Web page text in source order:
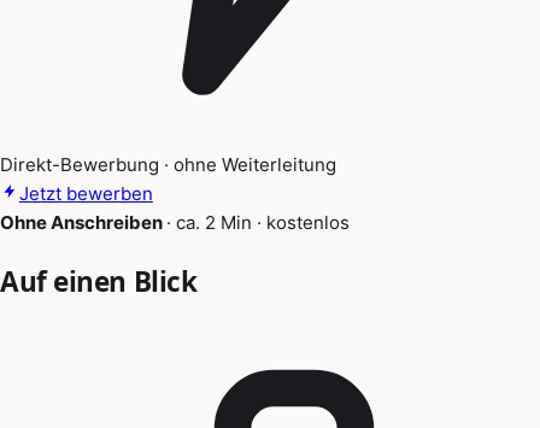
Direkt-Bewerbung · ohne Weiterleitung
Jetzt bewerben
Ohne Anschreiben · ca. 2 Min · kostenlos
Auf einen Blick